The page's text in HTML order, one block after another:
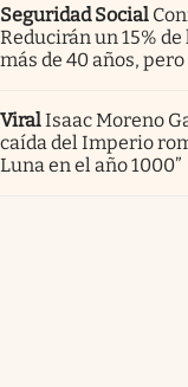
Seguridad Social
Reducirán un 15%
más de 40 años,
ViralIsaac Moreno
caída del Imperio
Luna en el año 1000”